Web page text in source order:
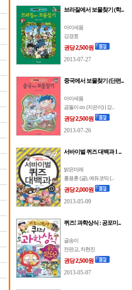
브라질에서 보물찾기 (학...
아이세움
강경효
권당 2,500원
2013-07-27
중국에서 보물찾기 (단편...
아이세움
곰돌이 co. (지은이) | 강...
권당 2,500원
2013-07-26
서바이벌 퀴즈 대백과 1 ...
밝은미래
홍용훈 (글), 에듀코믹 (...
권당 2,000원
2013-05-09
퀴즈! 과학상식 : 공포미...
글송이
전판교, 차현진
권당 2,500원
2013-05-07